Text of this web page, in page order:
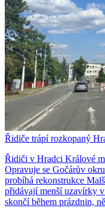
Řidiče trápí rozkopaný
Řidiči v Hradci Králové
Opravuje se Gočárův
probíhá rekonstrukce
přidávají menší uzavírky v
skončí během prázdnin,